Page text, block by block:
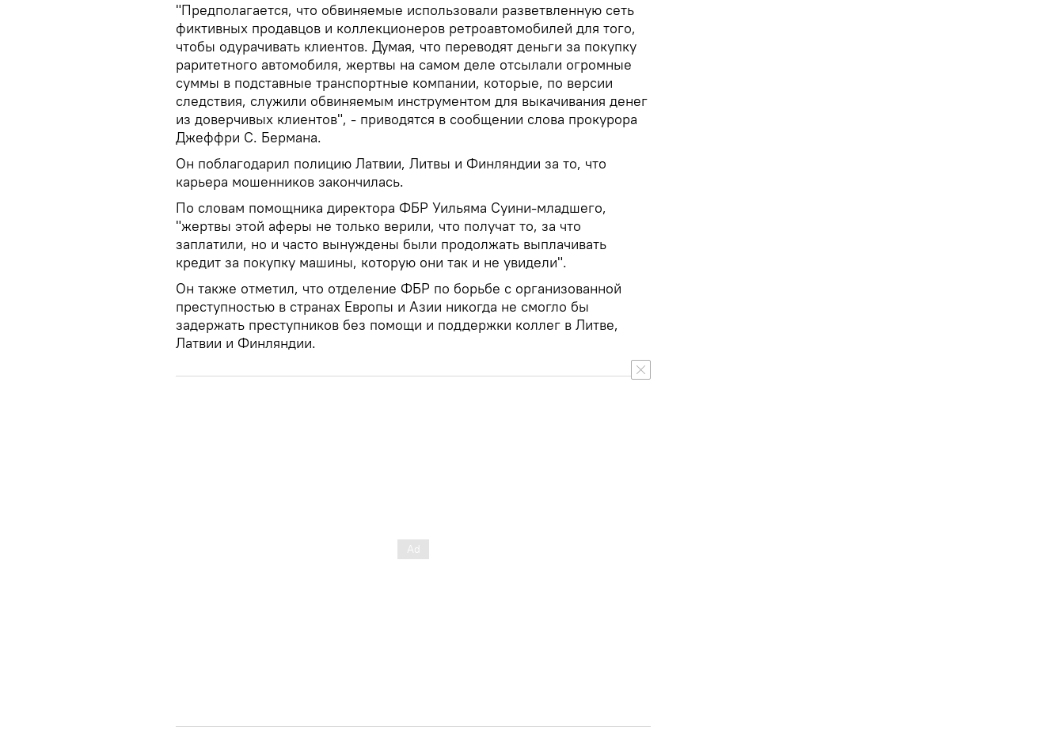
"Предполагается, что обвиняемые использовали разветвленную сеть
фиктивных продавцов и коллекционеров ретроавтомобилей для того,
чтобы одурачивать клиентов. Думая, что переводят деньги за покупку
раритетного автомобиля, жертвы на самом деле отсылали огромные
суммы в подставные транспортные компании, которые, по версии
следствия, служили обвиняемым инструментом для выкачивания денег
из доверчивых клиентов", - приводятся в сообщении слова прокурора
Джеффри С. Бермана.
Он поблагодарил полицию Латвии, Литвы и Финляндии за то, что
карьера мошенников закончилась.
По словам помощника директора ФБР Уильяма Суини-младшего,
"жертвы этой аферы не только верили, что получат то, за что
заплатили, но и часто вынуждены были продолжать выплачивать
кредит за покупку машины, которую они так и не увидели".
Он также отметил, что отделение ФБР по борьбе с организованной
преступностью в странах Европы и Азии никогда не смогло бы
задержать преступников без помощи и поддержки коллег в Литве,
Латвии и Финляндии.